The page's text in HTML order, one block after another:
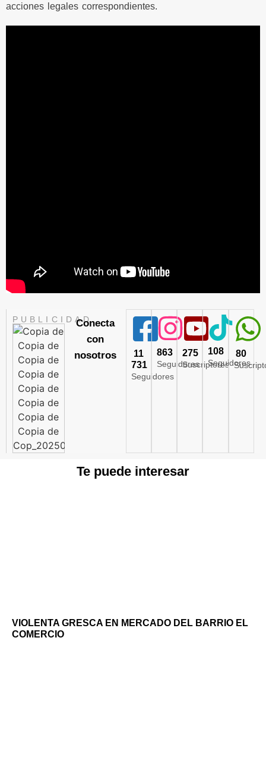
acciones legales correspondientes.
PUBLICIDADConecta
con
nosotros
11
731
Seguidores
863
Seguidores
275
Suscriptores
108
Seguidores
80
Te puede interesar
VIOLENTA GRESCA EN MERCADO DEL BARRIO EL
COMERCIO